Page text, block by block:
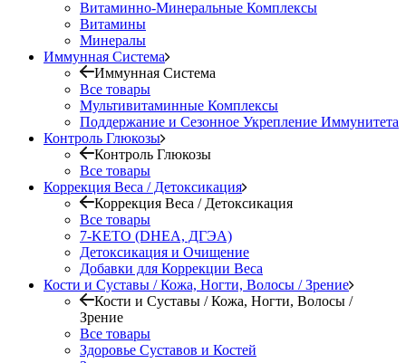
Витаминно-Минеральные Комплексы
Витамины
Минералы
Иммунная Система
Иммунная Система
Все товары
Мультивитаминные Комплексы
Поддержание и Сезонное Укрепление Иммунитета
Контроль Глюкозы
Контроль Глюкозы
Все товары
Коррекция Веса / Детоксикация
Коррекция Веса / Детоксикация
Все товары
7-KETO (DHEA, ДГЭА)
Детоксикация и Очищение
Добавки для Коррекции Веса
Кости и Суставы / Кожа, Ногти, Волосы / Зрение
Кости и Суставы / Кожа, Ногти, Волосы /
Зрение
Все товары
Здоровье Суставов и Костей